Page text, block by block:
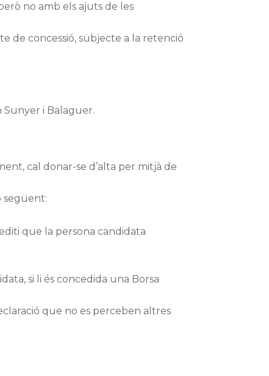
no amb els ajuts de les
de concessió, subjecte a la retenció
i Balaguer.
cal donar-se d’alta per mitjà de
següent:
que la persona candidata
si li és concedida una Borsa
que no es perceben altres